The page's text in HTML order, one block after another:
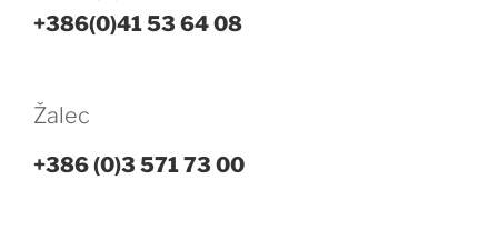
+386(0)41 53 64 08
Žalec
+386 (0)3 571 73 00